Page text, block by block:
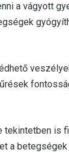
a vágyott
tekintetben is
a